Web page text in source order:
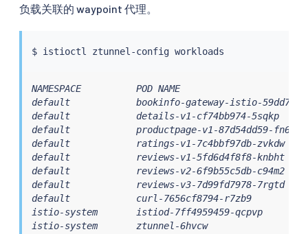
负载关联的 waypoint 代理。
$ istioctl
NAMESPACE          POD NAME
default            bookinfo-gateway-istio-
default            details-v1-cf74bb974-5sqkp
default            productpage-v1-87d54dd59-
default            ratings-v1-7c4bbf97db-zvkdw
default            reviews-v1-5fd6d4f8f8-knbht
default            reviews-v2-6f9b55c5db-c94m2
default            reviews-v3-7d99fd7978-7rgtd
default            curl-7656cf8794-r7zb9
istio-system       istiod-7ff4959459-qcpvp
istio-system       ztunnel-6hvcw